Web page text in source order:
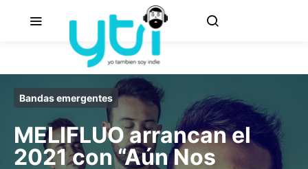
Bandas emergentes
MELIFLUO arrancan el
2021 con “Aún Nos